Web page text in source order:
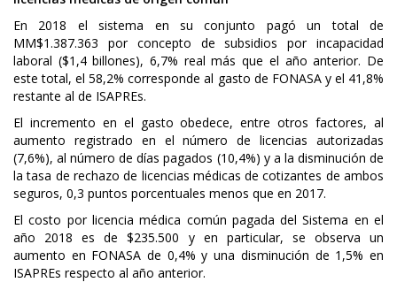
En 2018 el sistema en su conjunto pagó un total de
MM$1.387.363 por concepto de subsidios por incapacidad
laboral ($1,4 billones), 6,7% real más que el año anterior. De
este total, el 58,2% corresponde al gasto de FONASA y el 41,8%
restante al de ISAPREs.
El incremento en el gasto obedece, entre otros factores, al
aumento registrado en el número de licencias autorizadas
(7,6%), al número de días pagados (10,4%) y a la disminución de
la tasa de rechazo de licencias médicas de cotizantes de ambos
seguros, 0,3 puntos porcentuales menos que en 2017.
El costo por licencia médica común pagada del Sistema en el
año 2018 es de $235.500 y en particular, se observa un
aumento en FONASA de 0,4% y una disminución de 1,5% en
ISAPREs respecto al año anterior.